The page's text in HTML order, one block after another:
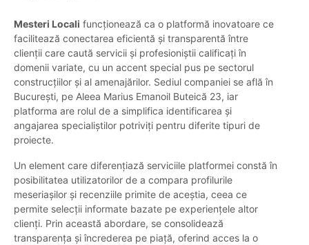
Mesteri Locali funcționează ca o platformă inovatoare ce
facilitează conectarea eficientă și transparentă între
clienții care caută servicii și profesioniștii calificați în
domenii variate, cu un accent special pus pe sectorul
construcțiilor și al amenajărilor. Sediul companiei se află în
București, pe Aleea Marius Emanoil Buteică 23, iar
platforma are rolul de a simplifica identificarea și
angajarea specialiștilor potriviți pentru diferite tipuri de
proiecte.
Un element care diferențiază serviciile platformei constă în
posibilitatea utilizatorilor de a compara profilurile
meseriașilor și recenziile primite de aceștia, ceea ce
permite selecții informate bazate pe experiențele altor
clienți. Prin această abordare, se consolidează
transparența și încrederea pe piață, oferind acces la o